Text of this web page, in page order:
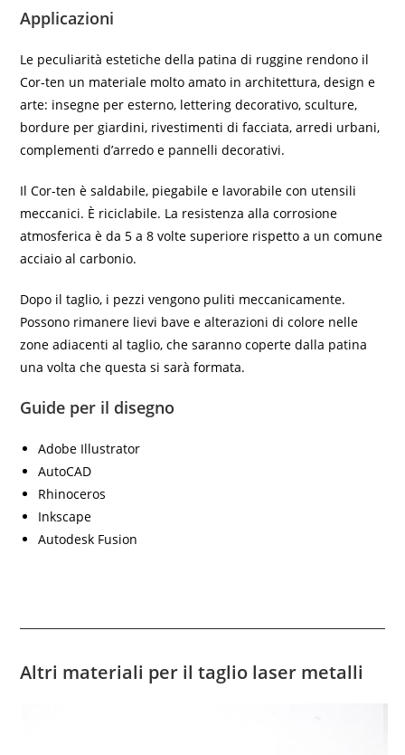
Applicazioni
Le peculiarità estetiche della patina di ruggine rendono il
Cor-ten un materiale molto amato in architettura, design e
arte: insegne per esterno, lettering decorativo, sculture,
bordure per giardini, rivestimenti di facciata, arredi urbani,
complementi d’arredo e pannelli decorativi.
Il Cor-ten è saldabile, piegabile e lavorabile con utensili
meccanici. È riciclabile. La resistenza alla corrosione
atmosferica è da 5 a 8 volte superiore rispetto a un comune
acciaio al carbonio.
Dopo il taglio, i pezzi vengono puliti meccanicamente.
Possono rimanere lievi bave e alterazioni di colore nelle
zone adiacenti al taglio, che saranno coperte dalla patina
una volta che questa si sarà formata.
Guide per il disegno
Adobe Illustrator
AutoCAD
Rhinoceros
Inkscape
Autodesk Fusion
Altri materiali per il taglio laser metalli